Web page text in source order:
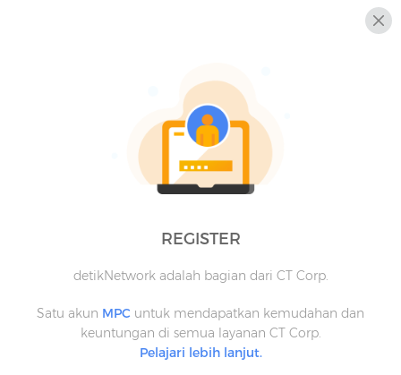
REGISTER
detikNetwork adalah bagian dari CT Corp.
Satu akun MPC untuk mendapatkan kemudahan dan
keuntungan di semua layanan CT Corp.
Pelajari lebih lanjut.